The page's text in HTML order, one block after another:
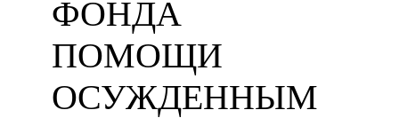
ФОНДА
ПОМОЩИ
ОСУЖДЕННЫМ